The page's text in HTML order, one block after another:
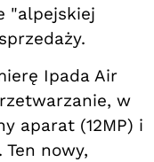
"alpejskiej
Ipada Air
w
aparat (12MP) i
nowy,